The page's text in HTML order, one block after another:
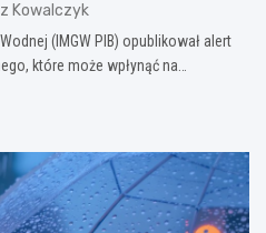
Kowalczyk
(IMGW PIB) opublikował alert
które może wpłynąć na…